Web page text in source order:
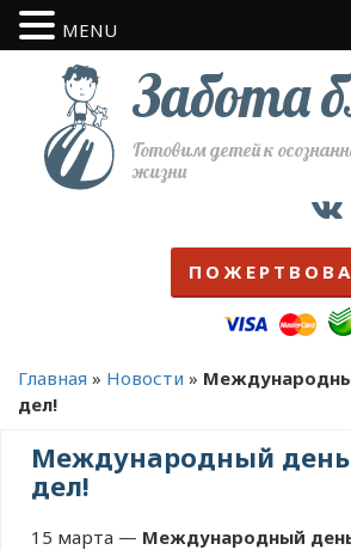
Забота
Готовим детей к
жизни
Главная » Новости »
дел!
Международный
дел!
15 марта — Международный
MENU